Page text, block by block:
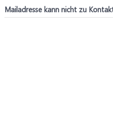
Mailadresse kann nicht zu